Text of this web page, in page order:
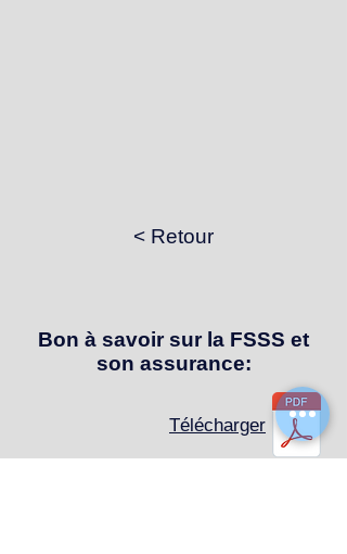
< Retour
Bon à savoir sur la FSSS et
son assurance:
Télécharger